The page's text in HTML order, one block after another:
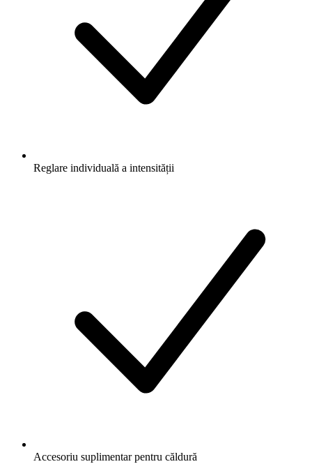
Reglare individuală a intensității
Accesoriu suplimentar pentru căldură